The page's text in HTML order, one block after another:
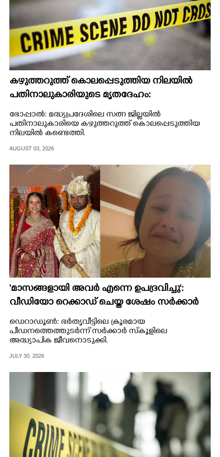
കഴുത്തറുത്ത് കൊലപ്പെടുത്തിയ നിലയിൽ
പതിനാലുകാരിയുടെ മൃതദേഹം:
പ്രതികൾക്കായി അന്വേഷണം
ഭോപ്പാൽ: മദ്ധ്യപ്രദേശിലെ സത്ന ജില്ലയിൽ
പതിനാലുകാരിയെ കഴുത്തറുത്ത് കൊലപ്പെടുത്തിയ
നിലയിൽ കണ്ടെത്തി.
AUGUST 03, 2026
'മാസങ്ങളായി അവർ എന്നെ ഉപദ്രവിച്ചു':
വീഡിയോ റെക്കാഡ് ചെയ്ത ശേഷം സർക്കാർ
സ്‌കൂൾ അദ്ധ്യാപിക ജീവനൊടുക്കി
ഡെറാഡൂൺ: ഭർതൃവീട്ടിലെ ക്രൂരമായ
പീഡനത്തെത്തുടർന്ന് സർക്കാർ സ്‌കൂളിലെ
അദ്ധ്യാപിക ജീവനൊടുക്കി.
JULY 30, 2026